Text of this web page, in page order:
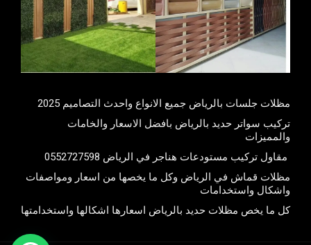
مظلات جلسات بالرياض جميع الانواع واحدث التصاميم 2025
تركيب سواتر حديد بالرياض بافضل الاسعار والخامات
والمميزات
مقاول تركيب مستودعات هناجر في الرياض 0552727598
مظلات قماش في الرياض وكل ما يخصها من اسعار ومواصفات
واشكال واستخدامات
كل ما يخص مظلات حديد بالرياض اسعارها اشكالها واستخدامتها